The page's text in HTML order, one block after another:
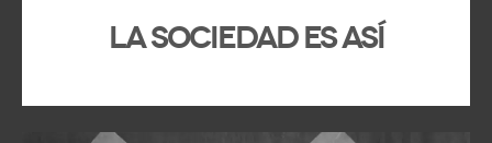
La sociedad es así